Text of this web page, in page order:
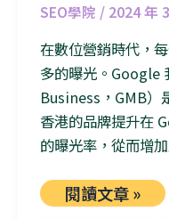
SEO學院 / 2024 年
在數位營銷時代，
多的曝光。Google
Business，GMB）
香港的品牌提升在
的曝光率，從而增
閱讀文章 »